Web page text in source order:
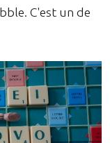
C'est un de